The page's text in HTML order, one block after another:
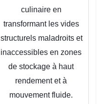
culinaire en
transformant les vides
structurels maladroits et
inaccessibles en zones
de stockage à haut
rendement et à
mouvement fluide.